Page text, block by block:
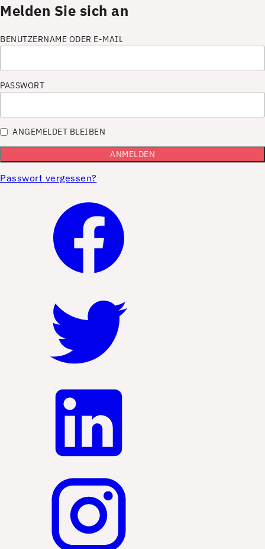
Melden Sie sich an
BENUTZERNAME ODER E-MAIL
PASSWORT
ANGEMELDET BLEIBEN
Passwort vergessen?